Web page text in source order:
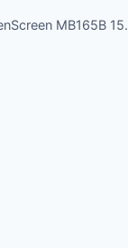
MB165B